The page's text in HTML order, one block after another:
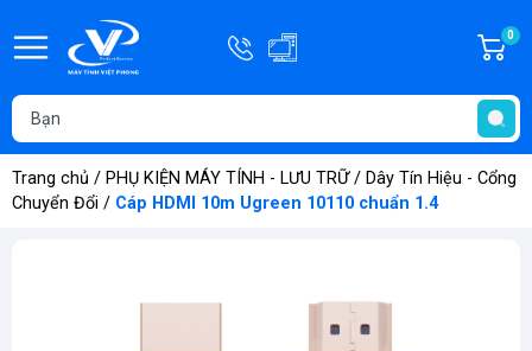
Hotline
0908.181.686
-
0
Trang chủ / PHỤ KIỆN MÁY TÍNH - LƯU TRỮ/ Dây Tín Hiệu - Cổng
Chuyển Đổi / Cáp HDMI 10m Ugreen 10110 chuẩn 1.4